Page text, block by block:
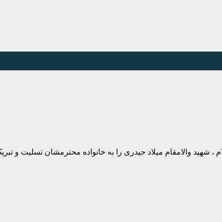
، شهید والامقام میلاد حیدری را به خانواده محترمشان تسلیت و